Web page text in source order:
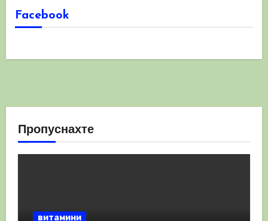
Facebook
Пропуснахте
витамини